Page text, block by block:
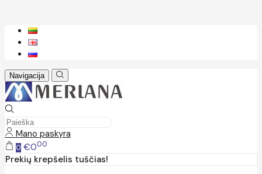
Navigacija
Mano paskyra
0 €000
Prekių krepšelis tuščias!